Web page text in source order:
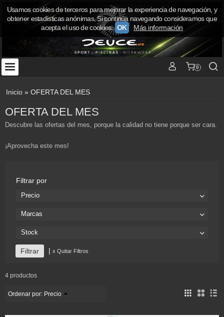
0
Inicio » OFERTA DEL MES
OFERTA DEL MES
Descubre las ofertas del mes, porque la calidad no tiene porque ser cara.
¡Aprovecha este mes!
Filtrar por
Precio
Marcas
Stock
| x Quitar Filtros
4 productos
Ordenar por: Precio
Usamos cookies de terceros para mejorar la experiencia de navegación, y
obtener estadísticas anónimas. Si continúa navegando consideramos que
acepta el uso de cookies. OK Más información